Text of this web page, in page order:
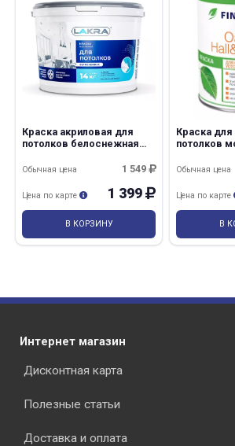
Краска акриловая для
потолков белоснежная
1 549
Обычная цена
1 399
Цена по карте
В КОРЗИНУ
Краска для
потолков
Обычная цена
Цена по карте
В
Интернет магазин
Дисконтная карта
Полезные статьи
Доставка и оплата